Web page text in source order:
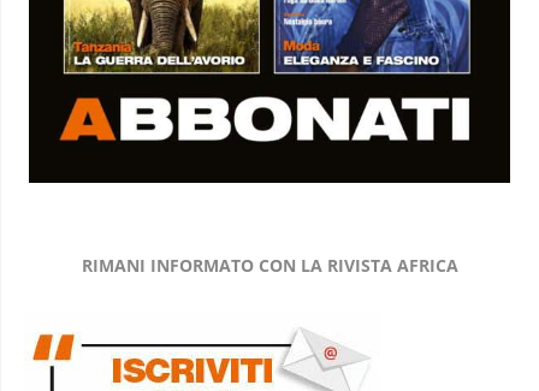
RIMANI INFORMATO CON LA RIVISTA AFRICA